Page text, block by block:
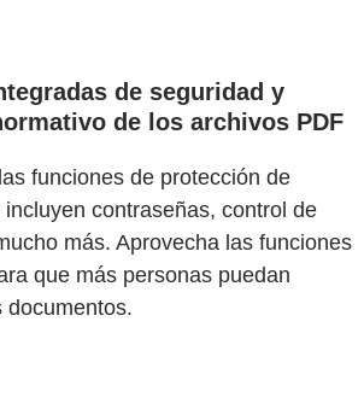
de seguridad y
de los archivos PDF
funciones de protección de
contraseñas, control de
más. Aprovecha las funciones
que más personas puedan
documentos.